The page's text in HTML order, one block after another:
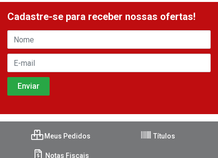
Cadastre-se para receber nossas ofertas!
Meus Pedidos Títulos
Notas Fiscais